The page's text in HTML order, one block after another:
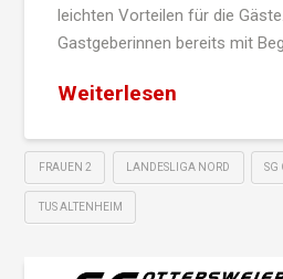
leichten Vorteilen für die
Gastgeberinnen bereits mit
Weiterlesen
FRAUEN 2 LANDESLIGA NORD SG
TUS ALTENHEIM